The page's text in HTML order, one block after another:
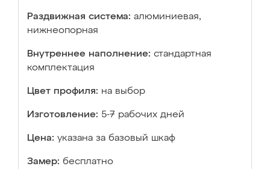
Раздвижная система: алюминиевая,
нижнеопорная
Внутреннее наполнение: стандартная
комплектация
Цвет профиля: на выбор
Изготовление: 5-7 рабочих дней
Цена: указана за базовый шкаф
Замер: бесплатно